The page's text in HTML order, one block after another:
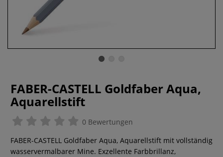
FABER-CASTELL Goldfaber Aqua,
Aquarellstift
0 Bewertungen
FABER-CASTELL Goldfaber Aqua, Aquarellstift mit vollständig
wasservermalbarer Mine. Exzellente Farbbrillanz,